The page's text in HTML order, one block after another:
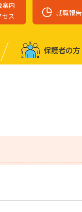
案内
セス
就職報告
保護者の⽅